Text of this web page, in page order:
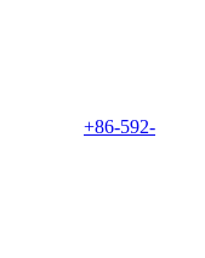
+86-592-